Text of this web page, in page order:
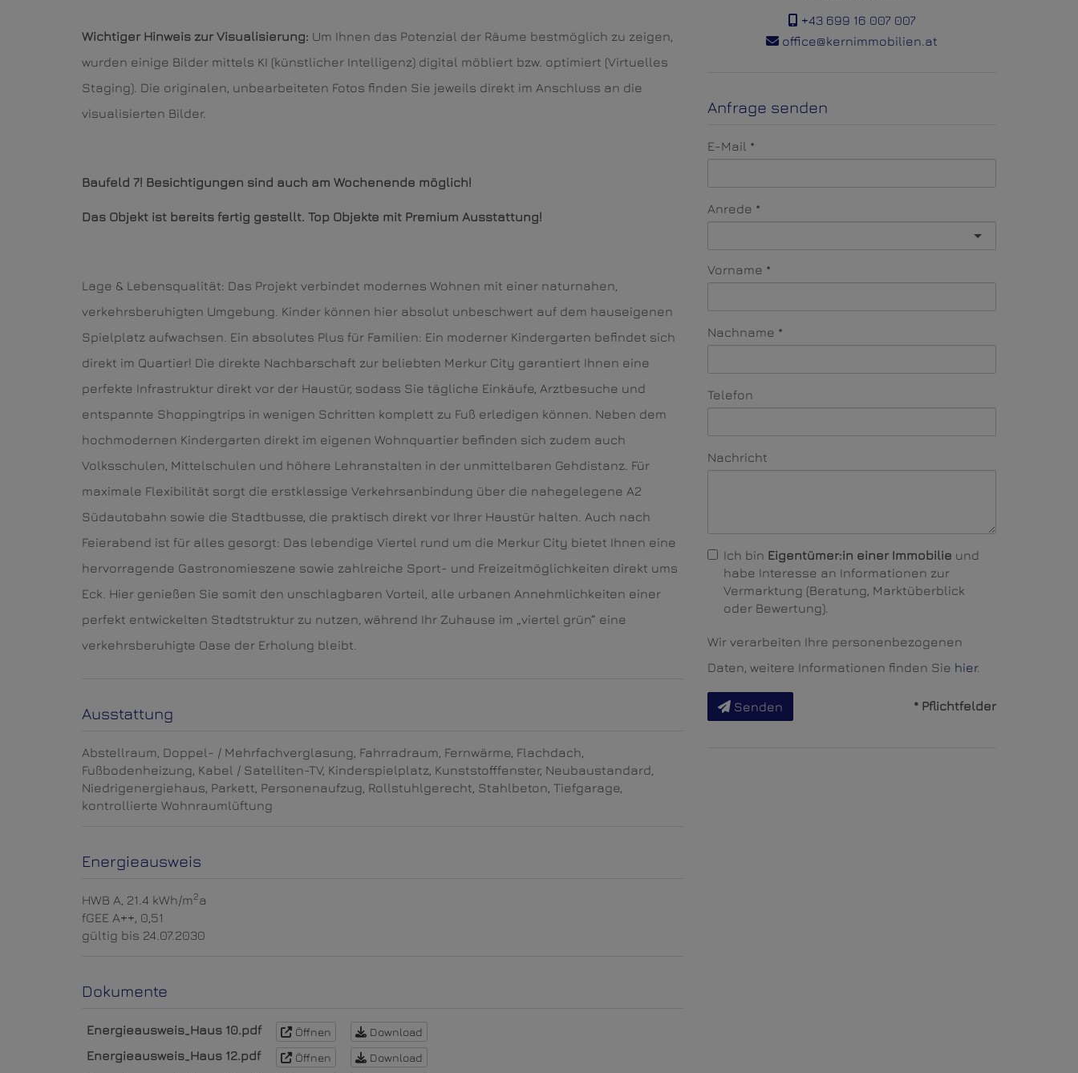
Wichtiger Hinweis zur Visualisierung: Um Ihnen das Potenzial der Räume bestmöglich zu zeigen,
wurden einige Bilder mittels KI (künstlicher Intelligenz) digital möbliert bzw. optimiert (Virtuelles
Staging). Die originalen, unbearbeiteten Fotos finden Sie jeweils direkt im Anschluss an die
visualisierten Bilder.
Baufeld 7! Besichtigungen sind auch am Wochenende möglich!
Das Objekt ist bereits fertig gestellt. Top Objekte mit Premium Ausstattung!
Lage & Lebensqualität: Das Projekt verbindet modernes Wohnen mit einer naturnahen,
verkehrsberuhigten Umgebung. Kinder können hier absolut unbeschwert auf dem hauseigenen
Spielplatz aufwachsen. Ein absolutes Plus für Familien: Ein moderner Kindergarten befindet sich
direkt im Quartier! Die direkte Nachbarschaft zur beliebten Merkur City garantiert Ihnen eine
perfekte Infrastruktur direkt vor der Haustür, sodass Sie tägliche Einkäufe, Arztbesuche und
entspannte Shoppingtrips in wenigen Schritten komplett zu Fuß erledigen können. Neben dem
hochmodernen Kindergarten direkt im eigenen Wohnquartier befinden sich zudem auch
Volksschulen, Mittelschulen und höhere Lehranstalten in der unmittelbaren Gehdistanz. Für
maximale Flexibilität sorgt die erstklassige Verkehrsanbindung über die nahegelegene A2
Südautobahn sowie die Stadtbusse, die praktisch direkt vor Ihrer Haustür halten. Auch nach
Feierabend ist für alles gesorgt: Das lebendige Viertel rund um die Merkur City bietet Ihnen eine
hervorragende Gastronomieszene sowie zahlreiche Sport- und Freizeitmöglichkeiten direkt ums
Eck. Hier genießen Sie somit den unschlagbaren Vorteil, alle urbanen Annehmlichkeiten einer
perfekt entwickelten Stadtstruktur zu nutzen, während Ihr Zuhause im „viertel grün“ eine
verkehrsberuhigte Oase der Erholung bleibt.
Ausstattung
Abstellraum Doppel- / Mehrfachverglasung Fahrradraum Fernwärme Flachdach
Fußbodenheizung Kabel / Satelliten-TV Kinderspielplatz Kunststofffenster Neubaustandard
Niedrigenergiehaus Parkett Personenaufzug Rollstuhlgerecht Stahlbeton Tiefgarage
kontrollierte Wohnraumlüftung
Energieausweis
HWB A, 21.4 kWh/m2a
fGEE A++, 0,51
gültig bis 24.07.2030
Dokumente
Energieausweis_Haus 10.pdf Öffnen Download
Energieausweis_Haus 12.pdf Öffnen Download
+43 699 16 007 007
office@kernimmobilien.at
Anfrage senden
E-Mail
Anrede
Vorname
Nachname
Telefon
Nachricht
Ich bin Eigentümer:in einer Immobilie und
habe Interesse an Informationen zur
Vermarktung (Beratung, Marktüberblick
oder Bewertung).
Wir verarbeiten Ihre personenbezogenen
Daten, weitere Informationen finden Sie hier.
Senden * Pflichtfelder